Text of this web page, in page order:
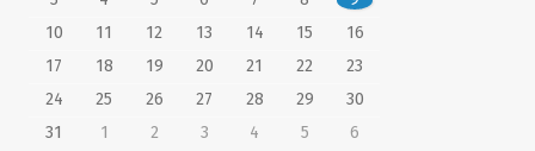
10
11 12 13 14 15
16
17
18 19 20 21 22
23
24
25 26 27 28 29
30
31
1 2 3 4 5 6